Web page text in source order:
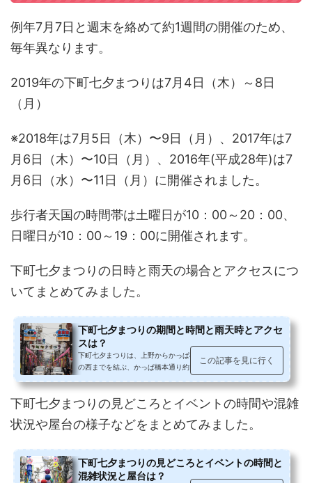
例年7月7日と週末を絡めて約1週間の開催のため、
毎年異なります。
2019年の下町七夕まつりは7月4日（木）～8日
（月）
※2018年は7月5日（木）〜9日（月）、2017年は7
月6日（木）〜10日（月）、2016年(平成28年)は7
月6日（水）〜11日（月）に開催されました。
歩行者天国の時間帯は土曜日が10：00～20：00、
日曜日が10：00～19：00に開催されます。
下町七夕まつりの日時と雨天の場合とアクセスにつ
いてまとめてみました。
下町七夕まつりの期間と時間と雨天時とアクセ
スは？
下町七夕まつりは、上野からかっぱ橋道具街を抜け、浅草の六区
の西までを結ぶ、かっぱ橋本通り約1.2㎞にわたって行われるお祭
この記事を見に行く
下町七夕まつりの見どころとイベントの時間や混雑
状況や屋台の様子などをまとめてみました。
下町七夕まつりの見どころとイベントの時間と
混雑状況と屋台は？